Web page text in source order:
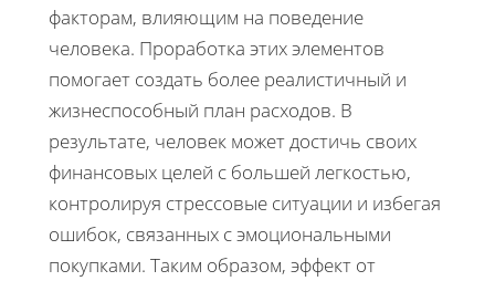
факторам, влияющим на поведение
человека. Проработка этих элементов
помогает создать более реалистичный и
жизнеспособный план расходов. В
результате, человек может достичь своих
финансовых целей с большей легкостью,
контролируя стрессовые ситуации и избегая
ошибок, связанных с эмоциональными
покупками. Таким образом, эффект от